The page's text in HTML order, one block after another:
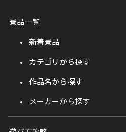
景品一覧
新着景品
カテゴリから探す
作品名から探す
メーカーから探す